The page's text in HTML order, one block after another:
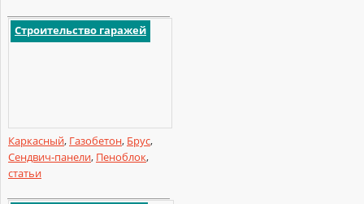
Строительство гаражей
Каркасный, Газобетон, Брус,
Сендвич-панели, Пеноблок,
статьи